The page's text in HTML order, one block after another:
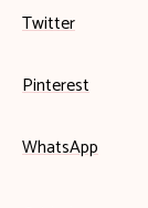
Twitter
Pinterest
WhatsApp